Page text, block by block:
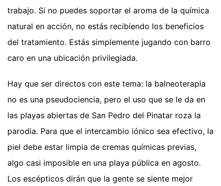
trabajo. Si no puedes soportar el aroma de la química
natural en acción, no estás recibiendo los beneficios
del tratamiento. Estás simplemente jugando con barro
caro en una ubicación privilegiada.
Hay que ser directos con este tema: la balneoterapia
no es una pseudociencia, pero el uso que se le da en
las playas abiertas de San Pedro del Pinatar roza la
parodia. Para que el intercambio iónico sea efectivo, la
piel debe estar limpia de cremas químicas previas,
algo casi imposible en una playa pública en agosto.
Los escépticos dirán que la gente se siente mejor